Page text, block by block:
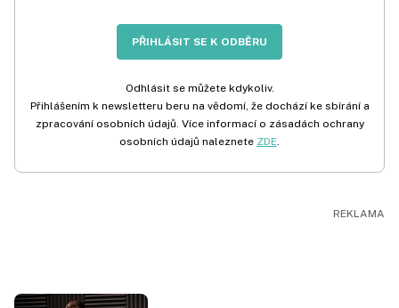
PŘIHLÁSIT SE K ODBĚRU
Odhlásit se můžete kdykoliv.
Přihlášením k newsletteru beru na vědomí, že dochází ke sbírání a
zpracování osobních údajů. Více informací o zásadách ochrany
osobních údajů naleznete ZDE.